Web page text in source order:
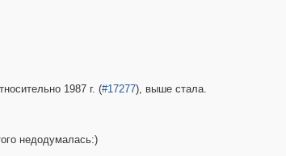
1987 г. (#17277), выше стала.
недодумалась:)